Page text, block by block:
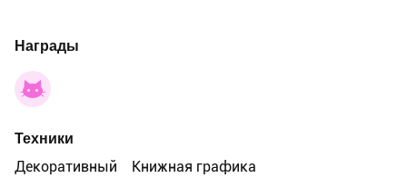
Награды
Техники
Декоративный
Книжная графика